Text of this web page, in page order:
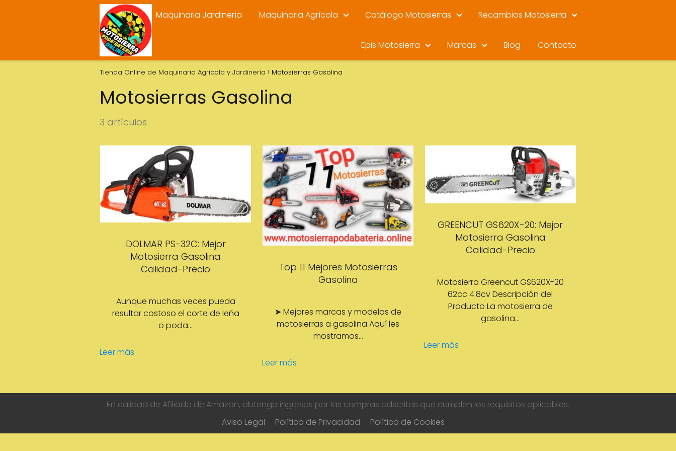
Maquinaria Jardinería Maquinaria Agrícola Catálogo Motosierras Recambios Motosierra
Epis Motosierra Marcas Blog Contacto
Tienda Online de Maquinaria Agrícola y Jardinería Motosierras Gasolina
Motosierras Gasolina
3 artículos
DOLMAR PS-32C: Mejor
Motosierra Gasolina
Calidad-Precio
Aunque muchas veces pueda
resultar costoso el corte de leña
o poda…
Leer más
Top 11 Mejores Motosierras
Gasolina
➤ Mejores marcas y modelos de
motosierras a gasolina Aquí les
mostramos…
Leer más
GREENCUT GS620X-20: Mejor
Motosierra Gasolina
Calidad-Precio
Motosierra Greencut GS620X-20
62cc 4.8cv Descripción del
Producto La motosierra de
gasolina…
Leer más
En calidad de Afiliado de Amazon, obtengo ingresos por las compras adscritas que cumplen los requisitos aplicables.
Aviso Legal
Política de Privacidad Política de Cookies